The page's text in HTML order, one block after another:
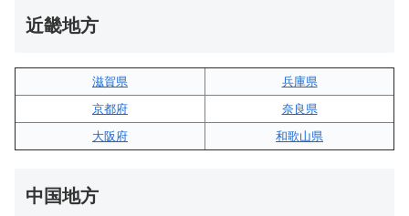
近畿地方
滋賀県
兵庫県
京都府
奈良県
大阪府
和歌山県
中国地方